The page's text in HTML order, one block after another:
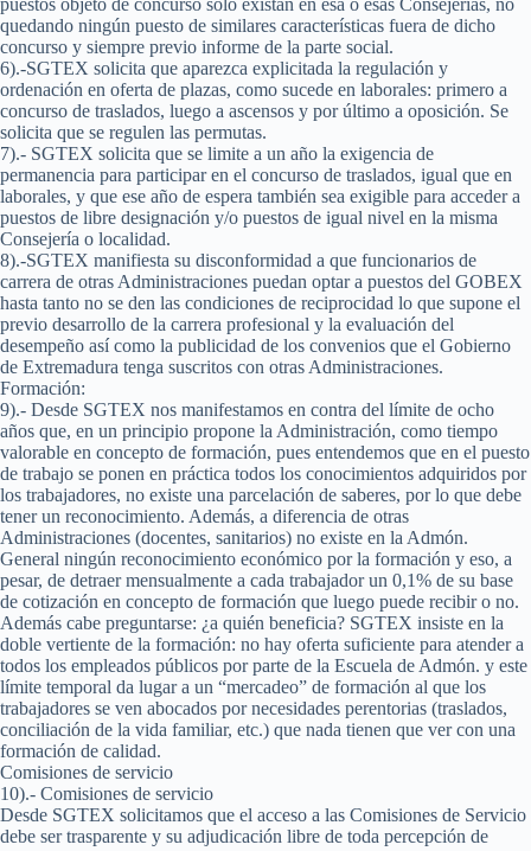
puestos objeto de concurso solo existan en esa o esas Consejerías, no
quedando ningún puesto de similares características fuera de dicho
concurso y siempre previo informe de la parte social.
6).-SGTEX solicita que aparezca explicitada la regulación y
ordenación en oferta de plazas, como sucede en laborales: primero a
concurso de traslados, luego a ascensos y por último a oposición. Se
solicita que se regulen las permutas.
7).- SGTEX solicita que se limite a un año la exigencia de
permanencia para participar en el concurso de traslados, igual que en
laborales, y que ese año de espera también sea exigible para acceder a
puestos de libre designación y/o puestos de igual nivel en la misma
Consejería o localidad.
8).-SGTEX manifiesta su disconformidad a que funcionarios de
carrera de otras Administraciones puedan optar a puestos del GOBEX
hasta tanto no se den las condiciones de reciprocidad lo que supone el
previo desarrollo de la carrera profesional y la evaluación del
desempeño así como la publicidad de los convenios que el Gobierno
de Extremadura tenga suscritos con otras Administraciones.
Formación:
9).- Desde SGTEX nos manifestamos en contra del límite de ocho
años que, en un principio propone la Administración, como tiempo
valorable en concepto de formación, pues entendemos que en el puesto
de trabajo se ponen en práctica todos los conocimientos adquiridos por
los trabajadores, no existe una parcelación de saberes, por lo que debe
tener un reconocimiento. Además, a diferencia de otras
Administraciones (docentes, sanitarios) no existe en la Admón.
General ningún reconocimiento económico por la formación y eso, a
pesar, de detraer mensualmente a cada trabajador un 0,1% de su base
de cotización en concepto de formación que luego puede recibir o no.
Además cabe preguntarse: ¿a quién beneficia? SGTEX insiste en la
doble vertiente de la formación: no hay oferta suficiente para atender a
todos los empleados públicos por parte de la Escuela de Admón. y este
límite temporal da lugar a un “mercadeo” de formación al que los
trabajadores se ven abocados por necesidades perentorias (traslados,
conciliación de la vida familiar, etc.) que nada tienen que ver con una
formación de calidad.
Comisiones de servicio
10).- Comisiones de servicio
Desde SGTEX solicitamos que el acceso a las Comisiones de Servicio
debe ser trasparente y su adjudicación libre de toda percepción de